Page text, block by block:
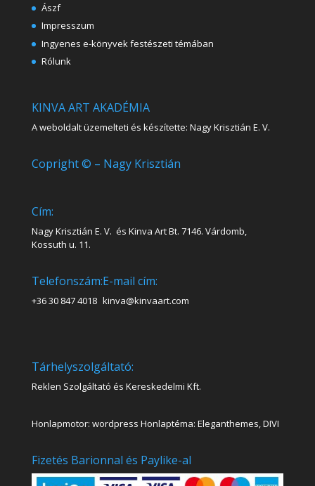
Ászf
Impresszum
Ingyenes e-könyvek festészeti témában
Rólunk
KINVA ART AKADÉMIA
A weboldalt üzemelteti és készítette: Nagy Krisztián E. V.
Copright © – Nagy Krisztián
Cím:
Nagy Krisztián E. V. és Kinva Art Bt. 7146. Várdomb,
Kossuth u. 11.
Telefonszám:
+36 30 847 4018
E-mail cím:
kinva@kinvaart.com
Tárhelyszolgáltató:
Reklen Szolgáltató és Kereskedelmi Kft.
Honlapmotor: wordpress Honlaptéma: Eleganthemes, DIVI
Fizetés Barionnal és Paylike-al